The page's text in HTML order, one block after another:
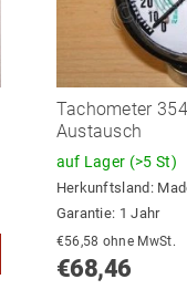
Tachometer
Austausch
auf Lager (>5 St)
Herkunftsland:
Garantie: 1 Jahr
€56,58 ohne MwSt.
€68,46